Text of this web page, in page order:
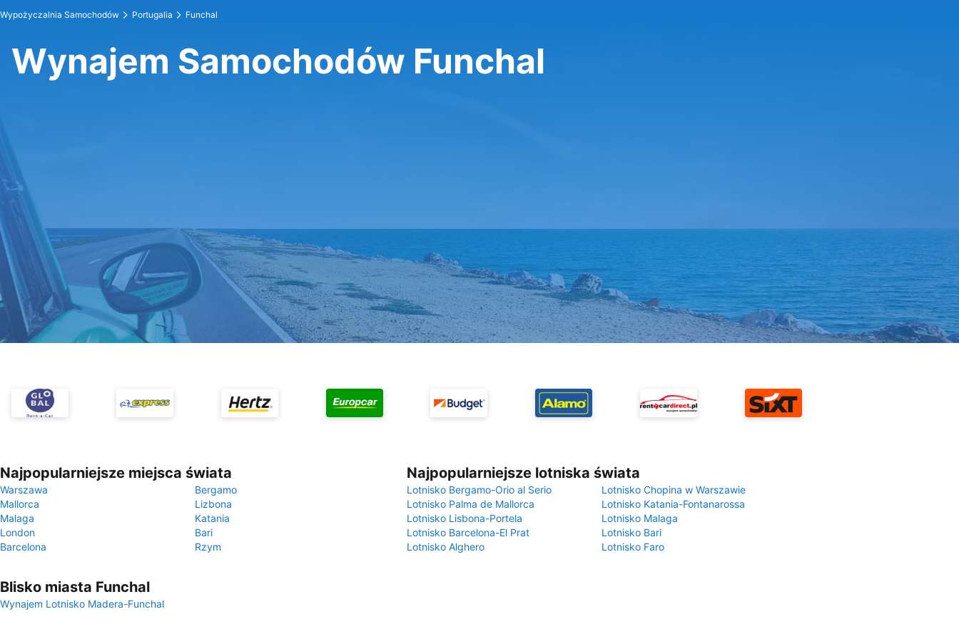
Wypożyczalnia Samochodów Portugalia Funchal
Wynajem Samochodów Funchal
Najpopularniejsze miejsca świata
Warszawa
Bergamo
Mallorca
Lizbona
Malaga
Katania
London
Bari
Barcelona
Rzym
Najpopularniejsze lotniska świata
Lotnisko Bergamo-Orio al Serio
Lotnisko Chopina w Warszawie
Lotnisko Palma de Mallorca
Lotnisko Katania-Fontanarossa
Lotnisko Lisbona-Portela
Lotnisko Malaga
Lotnisko Barcelona-El Prat
Lotnisko Bari
Lotnisko Alghero
Lotnisko Faro
Blisko miasta Funchal
Wynajem Lotnisko Madera-Funchal